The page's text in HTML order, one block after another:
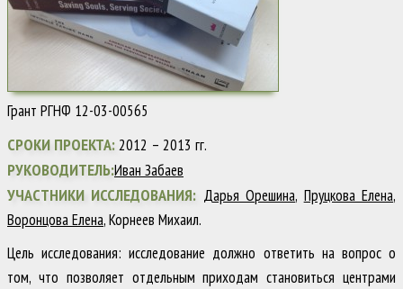
Грант РГНФ 12-03-00565
CРОКИ ПРОЕКТА:2012 – 2013 гг.
РУКОВОДИТЕЛЬ:Иван Забаев
УЧАСТНИКИ ИССЛЕДОВАНИЯ: Дарья Орешина, Пруцкова Елена,
Воронцова Елена, Корнеев Михаил.
Цель исследования: исследование должно ответить на вопрос о
том, что позволяет отдельным приходам становиться центрами